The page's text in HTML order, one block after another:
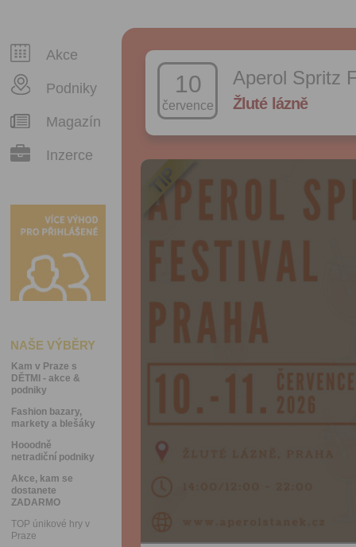
Akce
Podniky
Magazín
Inzerce
NAŠE VÝBĚRY
Kam v Praze s
DĚTMI - akce &
podniky
Fashion bazary,
markety a blešáky
Hooodně
netradiční podniky
Akce, kam se
dostanete
ZADARMO
TOP únikové hry v
Praze
10
července
Aperol Spritz
Žluté lázně